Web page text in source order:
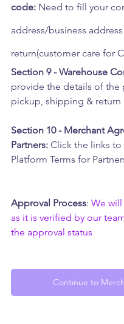
code: Need to fill your
address/business
return(customer care for
Section 9 - Warehouse
provide the details of
pickup, shipping & return
Section 10 - Merchant
Partners: Click the links
Platform Terms for
Approval Process: We will
as it is verified by our
the approval status
Continue to